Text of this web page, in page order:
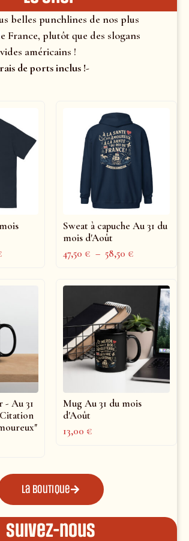
belles punchlines de nos plus
France, plutôt que des slogans
vides américains !
de ports inclus !-
Sweat à capuche Au 31 du
mois d'Août
47,50€ – 58,50€
Au 31
Mug Au 31 du mois
d'Août
13,00€
La boutique
Suivez-nous